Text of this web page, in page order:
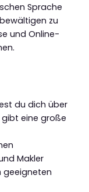
Sprache
zu
und Online-
du dich über
eine große
Makler
geeigneten